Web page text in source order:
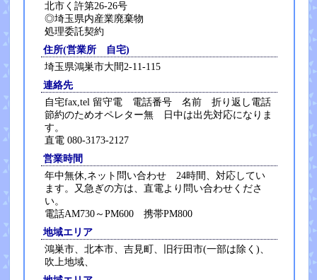
北市く許第26-26号
◎埼玉県内産業廃棄物
処理委託契約
住所(営業所 自宅)
埼玉県鴻巣市大間2-11-115
連絡先
自宅fax,tel 留守電 電話番号 名前 折り返し電話
節約のためオペレター無 日中は出先対応になりま
す。
直電 080-3173-2127
営業時間
年中無休,ネット問い合わせ 24時間、対応してい
ます。又急ぎの方は、直電より問い合わせくださ
い。
電話AM730～PM600 携帯PM800
地域エリア
鴻巣市、北本市、吉見町、旧行田市(一部は除く)、
吹上地域、